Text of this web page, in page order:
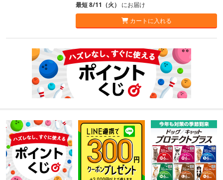
最短 8/11（火） にお届け
カートに入れる